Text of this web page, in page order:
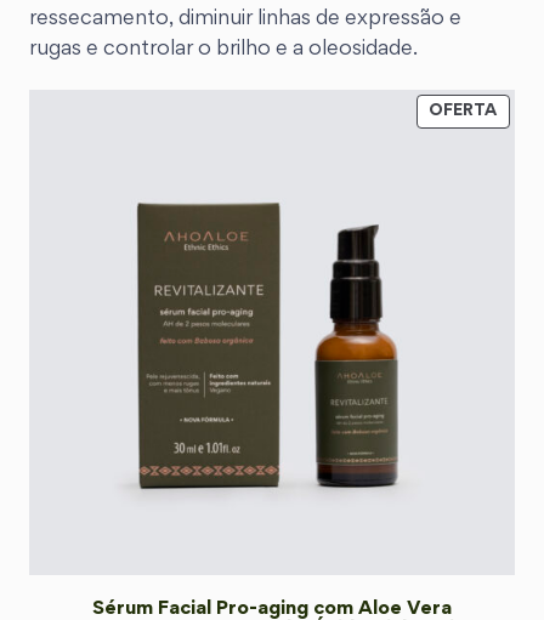
ressecamento, diminuir linhas de expressão e
rugas e controlar o brilho e a oleosidade.
OFERTA
Sérum Facial Pro-aging com Aloe Vera